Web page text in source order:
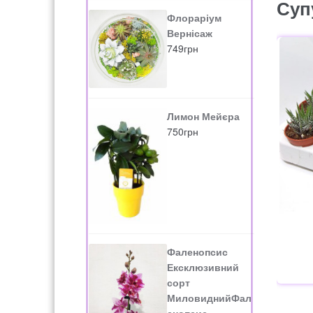
Флораріум
Вернісаж
749грн
Лимон Мейєра
750грн
Фаленопсис
Ексклюзивний
сорт
МиловиднийФал